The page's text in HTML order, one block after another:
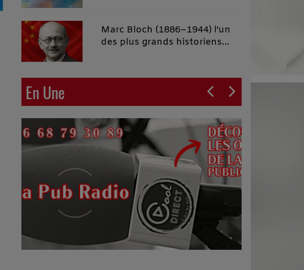
Marc Bloch (1886–1944) l'un
des plus grands historiens
En Une